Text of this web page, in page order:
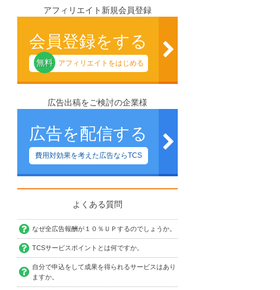
アフィリエイト新規会員登録
会員登録をする
無料 アフィリエイトをはじめる
広告出稿をご検討の企業様
広告を配信する
費用対効果を考えた広告ならTCS
よくある質問
なぜ全広告報酬が１０％ＵＰするのでしょうか。
TCSサービスポイントとは何ですか。
自分で申込をして成果を得られるサービスはあり
ますか。